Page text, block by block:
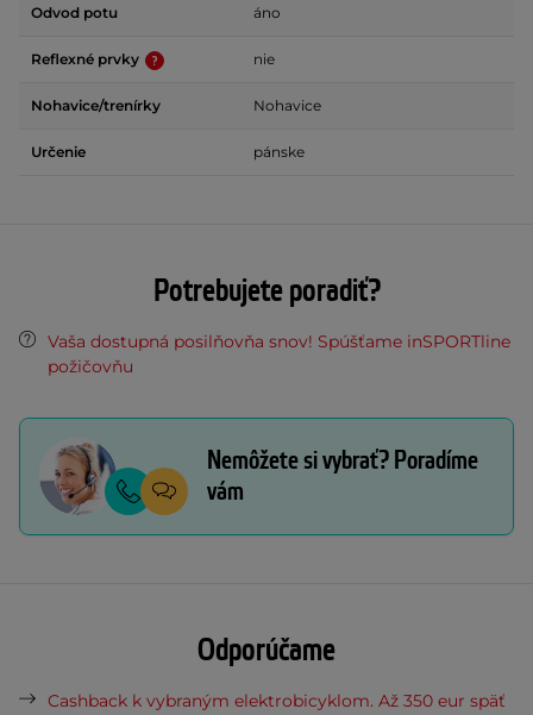
Odvod potu áno
Reflexné prvky nie
Nohavice/trenírky Nohavice
Určenie pánske
Potrebujete poradiť?
Vaša dostupná posilňovňa snov! Spúšťame inSPORTline
požičovňu
Nemôžete si vybrať? Poradíme
vám
Odporúčame
Cashback k vybraným elektrobicyklom. Až 350 eur späť